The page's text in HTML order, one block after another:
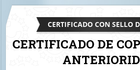
CERTIFICADO CON SELLO
CERTIFICADO DE